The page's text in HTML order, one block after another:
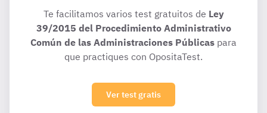
Te facilitamos varios test gratuitos de Ley
39/2015 del Procedimiento Administrativo
Común de las Administraciones Públicas para
que practiques con OpositaTest.
Ver test gratis